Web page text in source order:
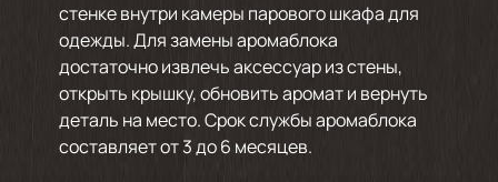
стенке внутри камеры парового шкафа для
одежды. Для замены аромаблока
достаточно извлечь аксессуар из стены,
открыть крышку, обновить аромат и вернуть
деталь на место. Срок службы аромаблока
составляет от 3 до 6 месяцев.